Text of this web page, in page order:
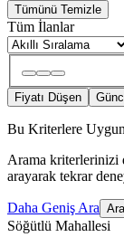
Tümünü Temizle
Tüm İlanlar
Fiyatı Düşen
Bu Kriterlere
Arama kriterlerinizi
arayarak tekrar
Daha Geniş Ara
Söğütlü Mahallesi